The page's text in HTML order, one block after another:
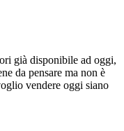
già disponibile ad oggi,
da pensare ma non è
vendere oggi siano